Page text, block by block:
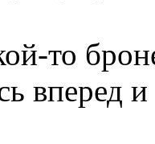
то
вперед и